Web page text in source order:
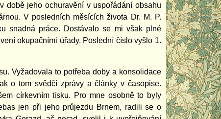
době jeho ochuravění v uspořádání obsahu
V posledních měsících života Dr. M. P.
snadná práce. Dostávalo se mi však plné
okupačními úřady. Poslední číslo vyšlo 1.
Vyžadovala to potřeba doby a konsolidace
o tom svědčí zprávy a články v časopise.
církevním tisku. Pro mne osobně to byly
jen při jeho průjezdu Brnem, radili se o